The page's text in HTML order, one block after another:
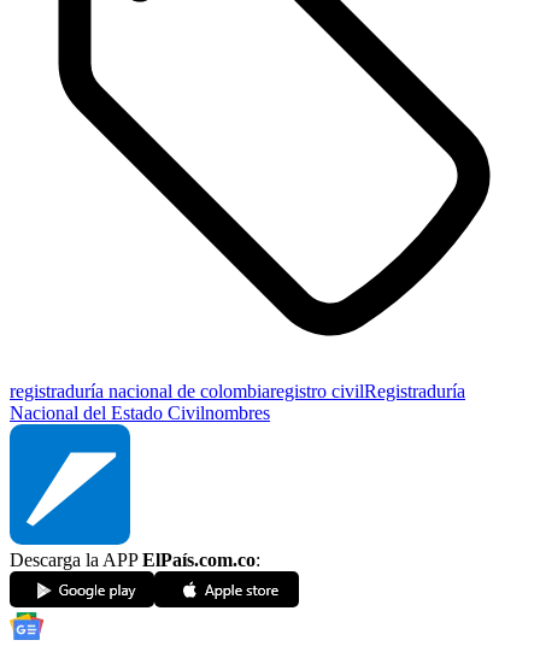
registraduría nacional de colombiaregistro civilRegistraduría
Nacional del Estado Civilnombres
Descarga la APPElPaís.com.co: